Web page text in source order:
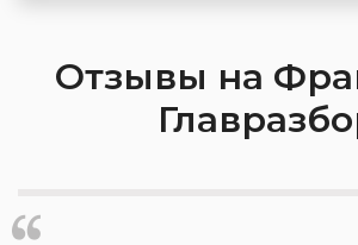
Отзывы на